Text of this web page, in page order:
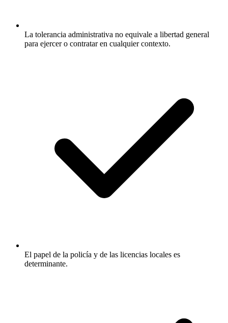
La tolerancia administrativa no equivale a libertad general
para ejercer o contratar en cualquier contexto.
El papel de la policía y de las licencias locales es
determinante.